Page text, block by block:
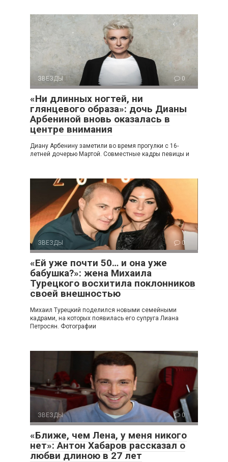
ЗВЕЗДЫ 0
«Ни длинных ногтей, ни
глянцевого образа»: дочь Дианы
Арбениной вновь оказалась в
центре внимания
Диану Арбенину заметили во время прогулки с 16-
летней дочерью Мартой. Совместные кадры певицы и
ЗВЕЗДЫ 0
«Ей уже почти 50… и она уже
бабушка?»: жена Михаила
Турецкого восхитила поклонников
своей внешностью
Михаил Турецкий поделился новыми семейными
кадрами, на которых появилась его супруга Лиана
Петросян. Фотографии
ЗВЕЗДЫ 0
«Ближе, чем Лена, у меня никого
нет»: Антон Хабаров рассказал о
любви длиною в 27 лет